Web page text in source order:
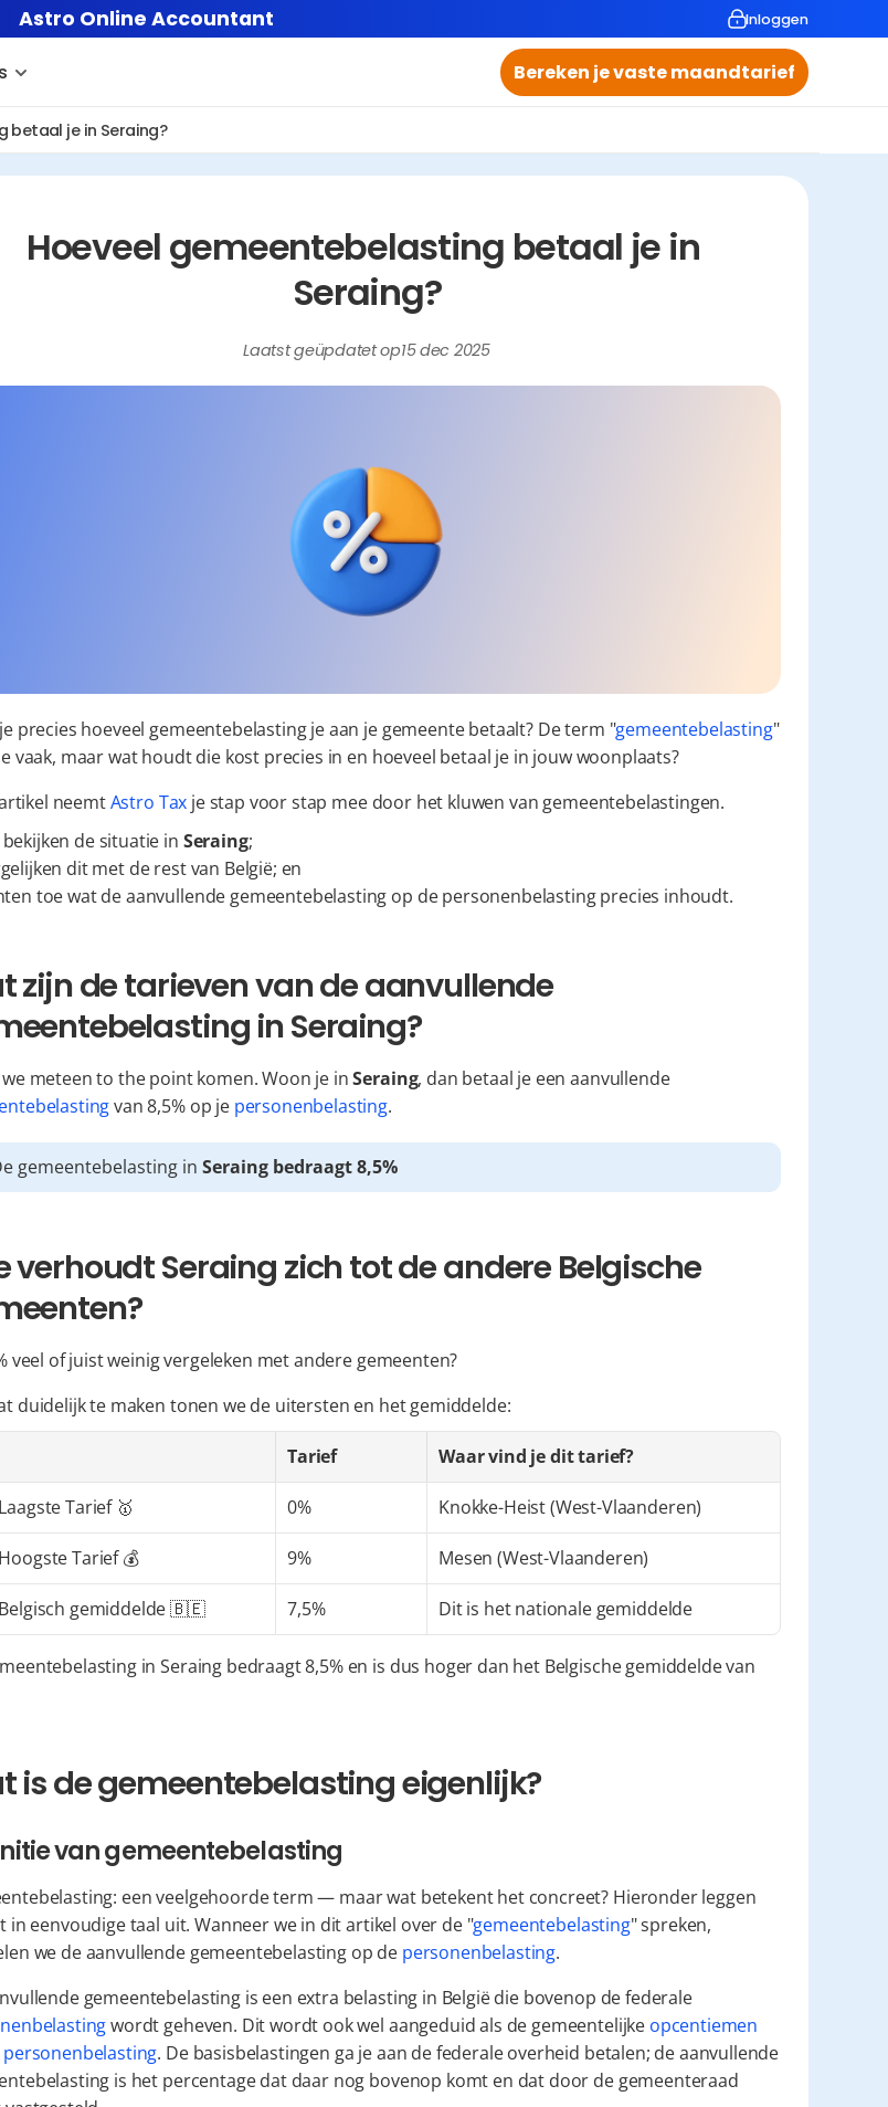
Astro Online Accountant Inloggen
Bereken je vaste maandtarief
betaal je in Seraing?
Hoeveel gemeentebelasting betaal je in
Seraing?
Laatst geüpdatet op15 dec 2025
precies hoeveel gemeentebelasting je aan je gemeente betaalt? De term "gemeentebelasting"
vaak, maar wat houdt die kost precies in en hoeveel betaal je in jouw woonplaats?
neemt Astro Tax je stap voor stap mee door het kluwen van gemeentebelastingen.
bekijken de situatie in Seraing;
dit met de rest van België; en
toe wat de aanvullende gemeentebelasting op de personenbelasting precies inhoudt.
zijn de tarieven van de aanvullende
in Seraing?
we meteen to the point komen. Woon je in Seraing
, dan betaal je een aanvullende
van 8,5% op je personenbelasting.
gemeentebelasting in Seraing bedraagt 8,5%
verhoudt Seraing zich tot de andere Belgische
veel of juist weinig vergeleken met andere gemeenten?
duidelijk te maken tonen we de uitersten en het gemiddelde:
Tarief Waar vind je dit tarief?
Tarief 🥇 0% Knokke-Heist (West-Vlaanderen)
Tarief 💰 9% Mesen (West-Vlaanderen)
gemiddelde 🇧🇪 7,5% Dit is het nationale gemiddelde
in Seraing bedraagt 8,5% en is dus hoger dan het Belgische gemiddelde van
is de gemeentebelasting eigenlijk?
van gemeentebelasting
een veelgehoorde term — maar wat betekent het concreet? Hieronder leggen
in eenvoudige taal uit. Wanneer we in dit artikel over de "gemeentebelasting" spreken,
we de aanvullende gemeentebelasting op de personenbelasting.
De aanvullende gemeentebelasting is een extra belasting in België die bovenop de federale
wordt geheven. Dit wordt ook wel aangeduid als de gemeentelijke opcentiemen
personenbelasting. De basisbelastingen ga je aan de federale overheid betalen; de aanvullende
is het percentage dat daar nog bovenop komt en dat door de gemeenteraad